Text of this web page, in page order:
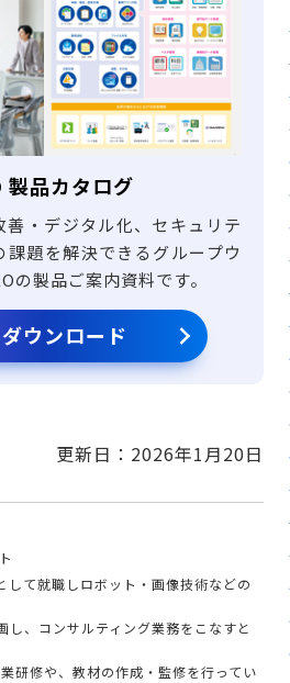
品カタログ
・デジタル化、セキュリテ
課題を解決できるグループウ
製品ご案内資料です。
ウンロード
更新日： 2026年1月20日
して就職しロボット・画像技術などの
し、コンサルティング業務をこなすと
研修や、教材の作成・監修を行ってい